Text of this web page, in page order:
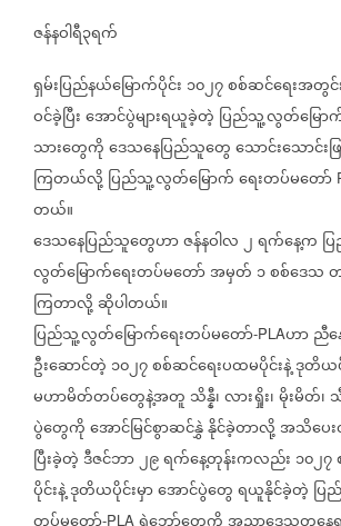
ဇန်နဝါရီ၃ရက်
ရှမ်းပြည်နယ်မြောက်ပိုင်း ၁၀၂၇စစ်ဆင်ရေးအတွင်
ဝင်ခဲ့ပြီးအောင်ပွဲများရယူခဲ့တဲ့ ပြည်သူ့လွတ်မြော
သားတွေကိုဒေသနေပြည်သူတွေသောင်းသောင်းဖ
ကြတယ်လို့ပြည်သူ့လွတ်မြောက်ရေးတပ်မတော်
တယ်။
ဒေသနေပြည်သူတွေဟာဇန်နဝါလ၂ရက်နေ့က ပ
လွတ်မြောက်ရေးတပ်မတော်အမှတ် ၁စစ်ဒေသ
ကြတာလို့ဆိုပါတယ်။
ပြည်သူ့လွတ်မြောက်ရေးတပ်မတော်-PLAဟာညီ
ဦးဆောင်တဲ့ ၁၀၂၇စစ်ဆင်ရေးပထမပိုင်းနဲ့ဒုတိယ
မဟာမိတ်တပ်တွေနဲ့အတူ သိန္နီ၊လားရှိုး၊မိုးမိတ်၊
ပွဲတွေကိုအောင်မြင်စွာဆင်နွှဲနိုင်ခဲ့တာလို့အသိပေး
ပြီးခဲ့တဲ့ဒီဇင်ဘာ၂၉ရက်နေ့တုန်းကလည်း ၁၀၂၇
ပိုင်းနဲ့ဒုတိယပိုင်းမှာအောင်ပွဲတွေရယူနိုင်ခဲ့တဲ့ ပ
-PLA